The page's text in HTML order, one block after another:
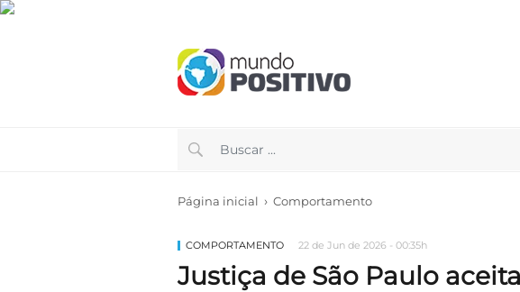
Página inicial › Comportamento
COMPORTAMENTO 22 de Jun de 2026 - 00:35h
Justiça de São Paulo